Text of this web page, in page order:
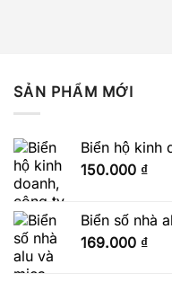
SẢN PHẨM MỚI
Biển hộ kinh
150.000 ₫
Biển số nhà
169.000 ₫